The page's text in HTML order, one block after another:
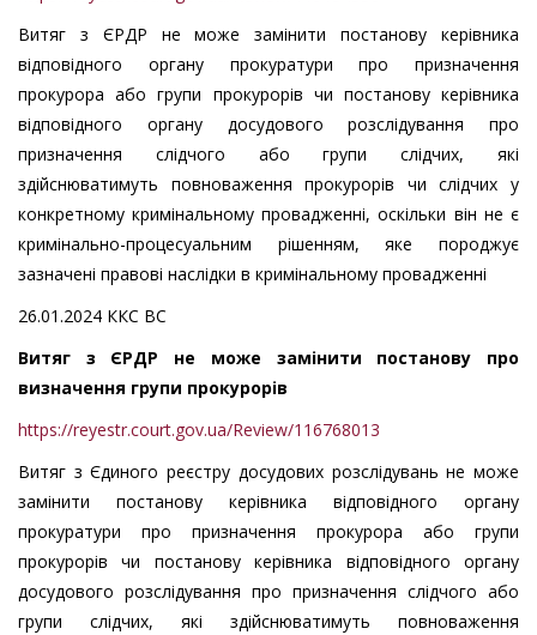
Витяг з ЄРДР не може замінити постанову керівника
відповідного органу прокуратури про призначення
прокурора або групи прокурорів чи постанову керівника
відповідного органу досудового розслідування про
призначення слідчого або групи слідчих, які
здійснюватимуть повноваження прокурорів чи слідчих у
конкретному кримінальному провадженні, оскільки він не є
кримінально-процесуальним рішенням, яке породжує
зазначені правові наслідки в кримінальному провадженні
26.01.2024 ККС ВС
Витяг з ЄРДР не може замінити постанову про
визначення групи прокурорів
https://reyestr.court.gov.ua/Review/116768013
Витяг з Єдиного реєстру досудових розслідувань не може
замінити постанову керівника відповідного органу
прокуратури про призначення прокурора або групи
прокурорів чи постанову керівника відповідного органу
досудового розслідування про призначення слідчого або
групи слідчих, які здійснюватимуть повноваження